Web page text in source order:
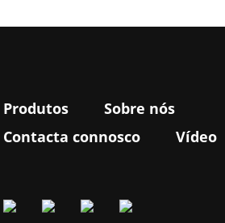
Produtos
Sobre nós
Contacta connosco
Vídeo